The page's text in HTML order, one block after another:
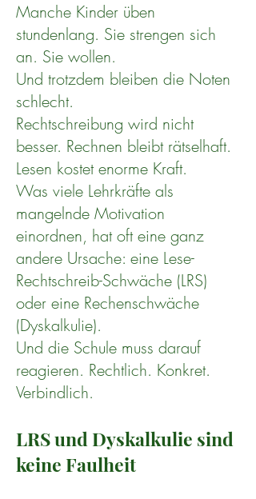
Manche Kinder üben
stundenlang. Sie strengen sich
an. Sie wollen.
Und trotzdem bleiben die Noten
schlecht.
Rechtschreibung wird nicht
besser. Rechnen bleibt rätselhaft.
Lesen kostet enorme Kraft.
Was viele Lehrkräfte als
mangelnde Motivation
einordnen, hat oft eine ganz
andere Ursache: eine Lese-
Rechtschreib-Schwäche (LRS)
oder eine Rechenschwäche
(Dyskalkulie).
Und die Schule muss darauf
reagieren. Rechtlich. Konkret.
Verbindlich.
LRS und Dyskalkulie sind
keine Faulheit